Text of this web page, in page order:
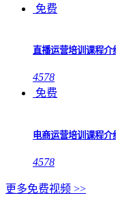
免费
直播运营培训课程介
4578
免费
电商运营培训课程介
4578
更多免费视频 >>